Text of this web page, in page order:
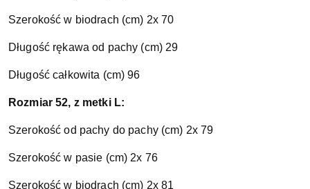
Szerokość w biodrach (cm) 2x 70
Długość rękawa od pachy (cm) 29
Długość całkowita (cm) 96
Rozmiar 52, z metki L:
Szerokość od pachy do pachy (cm) 2x 79
Szerokość w pasie (cm) 2x 76
Szerokość w biodrach (cm) 2x 81